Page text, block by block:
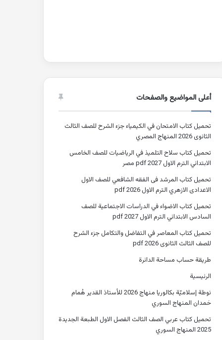
أعلى المواضيع والصفحات
تحميل كتاب الامتحان في الكيمياء جزء الشرح للصف الثالث
الثانوى 2026 المنهاج المصري
تحميل كتاب سلاح التلميذ في الرياضيات للصف الخامس
الابتدائي الترم الاول 2027 pdf مصر
تحميل كتاب المرشد فى الفقه الشافعي للصف الاول
الاعدادى الازهري الترم الاول 2026 pdf
تحميل كتاب الاضواء في الدراسات الاجتماعية للصف
السادس الابتدائي الترم الاول 2027 pdf
تحميل كتاب المعاصر في التفاضل والتكامل جزء الشرح
للصف الثالث الثانوى 2026 pdf
طريقة حساب مساحة الدائرة
الرئيسية
نوطة إسلاميّة بكالوريا منهاج 2026 للأستاذ القدير هُمام
حَمدان المنهاج السوري
تحميل كتاب عربي الصف الثالث الفصل الاول الطبعة الجديدة
2025 المنهاج السوري